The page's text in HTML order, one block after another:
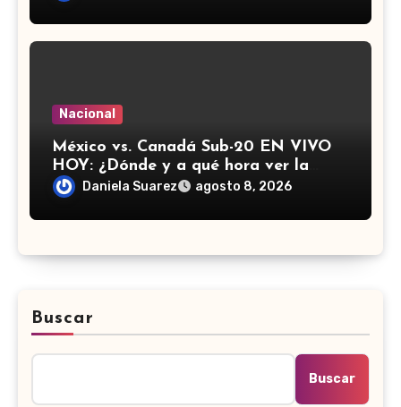
Nacional
México vs. Canadá Sub-20 EN VIVO
HOY: ¿Dónde y a qué hora ver la
semifinal del Campeonato de
Daniela Suarez agosto 8, 2026
Buscar
Buscar